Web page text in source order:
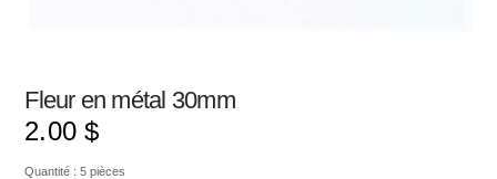
Fleur en métal 30mm
2.00 $
Quantité : 5 pièces